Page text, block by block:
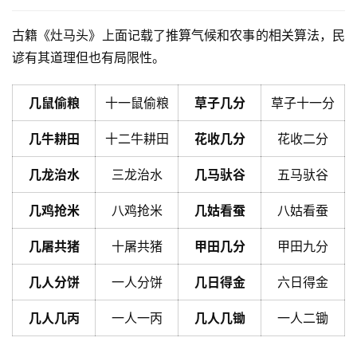
古籍《灶马头》上面记载了推算气候和农事的相关算法，民
谚有其道理但也有局限性。
几鼠偷粮 十一鼠偷粮 草子几分 草子十一分
几牛耕田 十二牛耕田 花收几分 花收二分
几龙治水 三龙治水 几马驮谷 五马驮谷
几鸡抢米 八鸡抢米 几姑看蚕 八姑看蚕
几屠共猪 十屠共猪 甲田几分 甲田九分
几人分饼 一人分饼 几日得金 六日得金
几人几丙 一人一丙 几人几锄 一人二锄